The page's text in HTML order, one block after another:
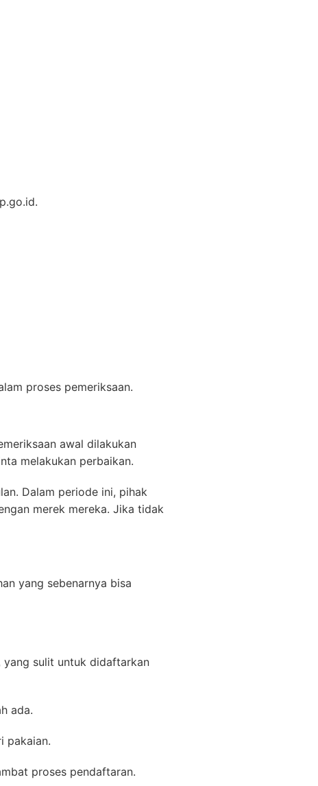
proses pemeriksaan.
awal dilakukan
melakukan perbaikan.
Dalam periode ini, pihak
merek mereka. Jika tidak
yang sebenarnya bisa
yang sulit untuk didaftarkan
ada.
pakaian.
proses pendaftaran.